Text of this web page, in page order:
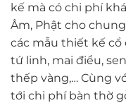
kế mà có chi phí
Âm, Phật cho
các mẫu thiết kế
tứ linh, mai điểu,
thếp vàng,… Cùng
tới chi phí bàn thờ